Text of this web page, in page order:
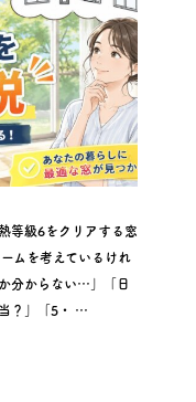
等級6をクリアする窓
ムを考えているけれ
分からない…」「日
？」「5・ …
違いや断熱等級6をクリアす